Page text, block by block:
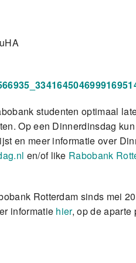
studenten optimaal
Op een Dinnerdinsdag
en meer informatie over
en/of like Rabobank
Rotterdam sinds mei
informatie hier, op de aparte